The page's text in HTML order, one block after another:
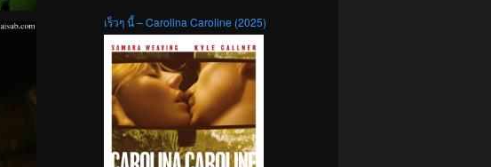
เร็วๆ นี้ – Carolina Caroline (2025)